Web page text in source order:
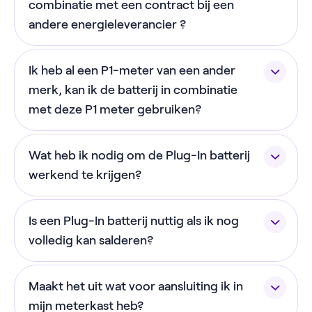
NextEnergy app.
combinatie met een contract bij een
andere energieleverancier ?
Ja! Sinds 1 december 2025 werkt onze batterij met
elk energiecontract. Om gebruik te maken van de
prijsgestuurd modus heb je wel een dynamisch
energiecontract nodig, maar dat hoeft niet van
Ik heb al een P1-meter van een ander
merk, kan ik de batterij in combinatie
met deze P1 meter gebruiken?
Je hebt specifiek de bijgeleverde NextEnergy P1-
meter nodig om gebruik te maken van de batterij.
Heb je al een P1-meter? Geen probleem! Onze P1-
Wat heb ik nodig om de Plug-In batterij
werkend te krijgen?
Voor de installatie van de batterij heb je het
volgende nodig:
de NextEnergy app geïnstalleerd.
Is een Plug-In batterij nuttig als ik nog
volledig kan salderen?
Ook als je nu nog volledig kunt salderen, heeft een
Plug-In batterij meerwaarde. Op korte termijn
gebruik je meer van je eigen duurzame stroom en
Maakt het uit wat voor aansluiting ik in
mijn meterkast heb?